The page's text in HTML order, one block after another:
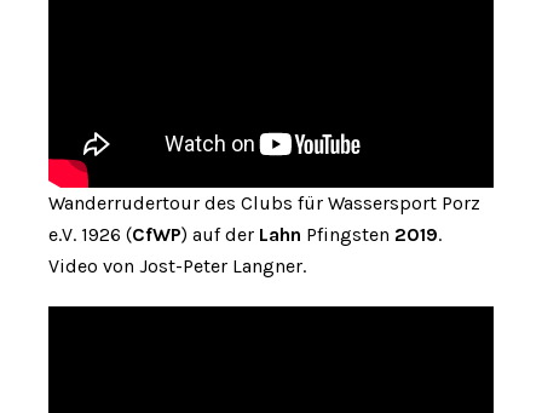
Wanderrudertour des Clubs für Wassersport Porz
e.V. 1926 (CfWP) auf der Lahn Pfingsten 2019.
Video von Jost-Peter Langner.